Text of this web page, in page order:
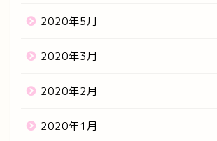
2020年5月
2020年3月
2020年2月
2020年1月